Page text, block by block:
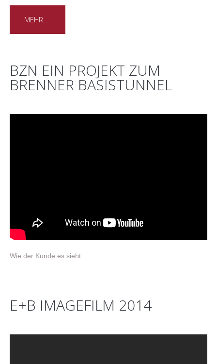
MEHR ...
BZN EIN PROJEKT ZUM
BRENNER BASISTUNNEL
Wie der Kunde es sieht.
E+B IMAGEFILM 2014